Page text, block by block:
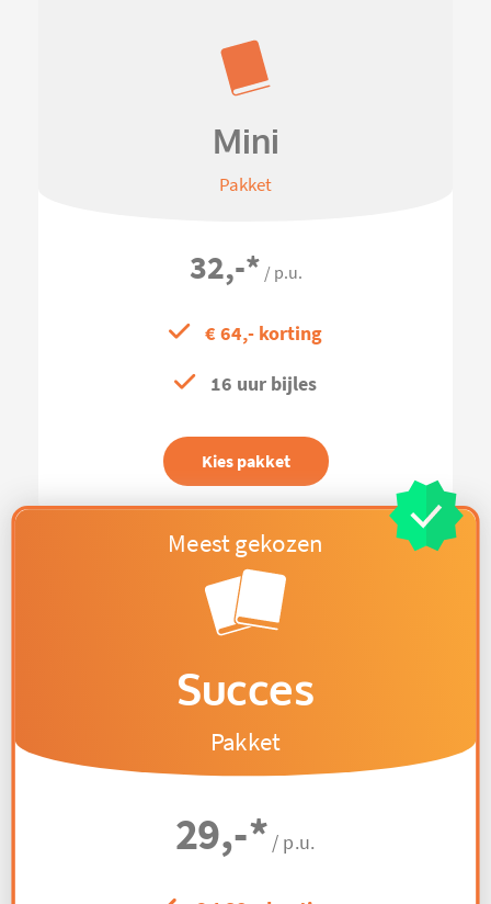
Mini
Pakket
32,-* / p.u.
€ 64,- korting
16 uur bijles
Kies pakket
Succes
Pakket
29,-* / p.u.